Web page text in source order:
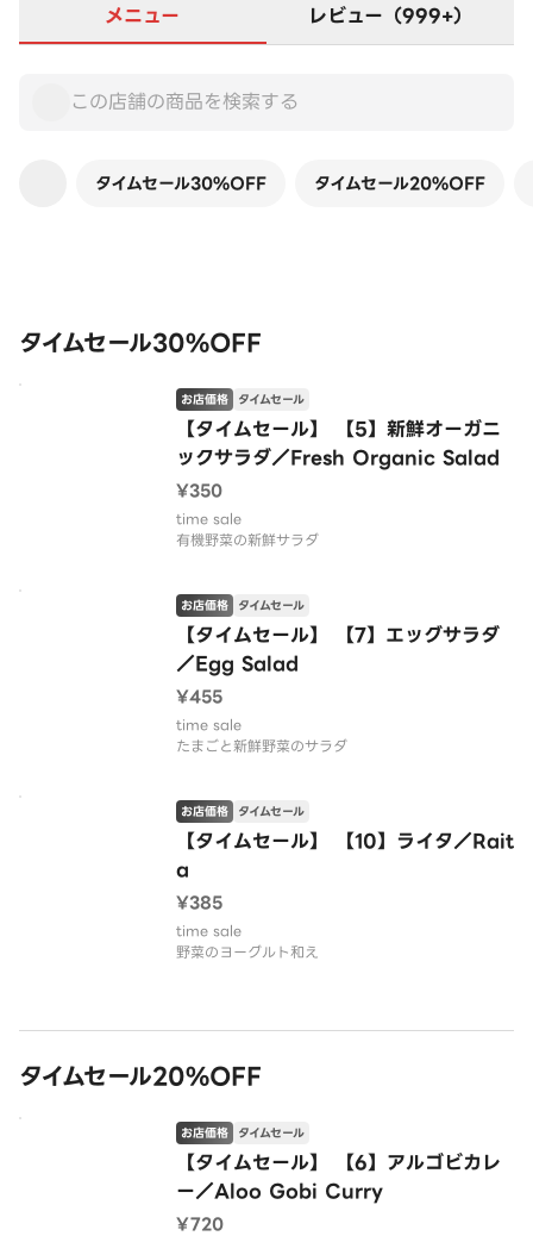
メニュー レビュー（999+）
タイムセール30%OFF タイムセール20%OFF
タイムセール30%OFF
【タイムセール】 【5】新鮮オーガニ
ックサラダ／Fresh Organic Salad
お店価格 タイムセール
¥350
time sale
有機野菜の新鮮サラダ
【タイムセール】 【7】エッグサラダ
／Egg Salad
お店価格 タイムセール
¥455
time sale
たまごと新鮮野菜のサラダ
【タイムセール】 【10】ライタ／Rait
a
お店価格 タイムセール
¥385
time sale
野菜のヨーグルト和え
タイムセール20%OFF
【タイムセール】 【6】アルゴビカレ
ー／Aloo Gobi Curry
お店価格 タイムセール
¥720